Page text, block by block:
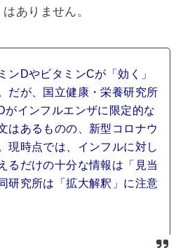
ありません。
ンDやビタミンCが「効く」
だが、国立健康・栄養研究所
がインフルエンザに限定的な
はあるものの、新型コロナウ
現時点では、インフルに対し
るだけの十分な情報は「見当
研究所は「拡大解釈」に注意